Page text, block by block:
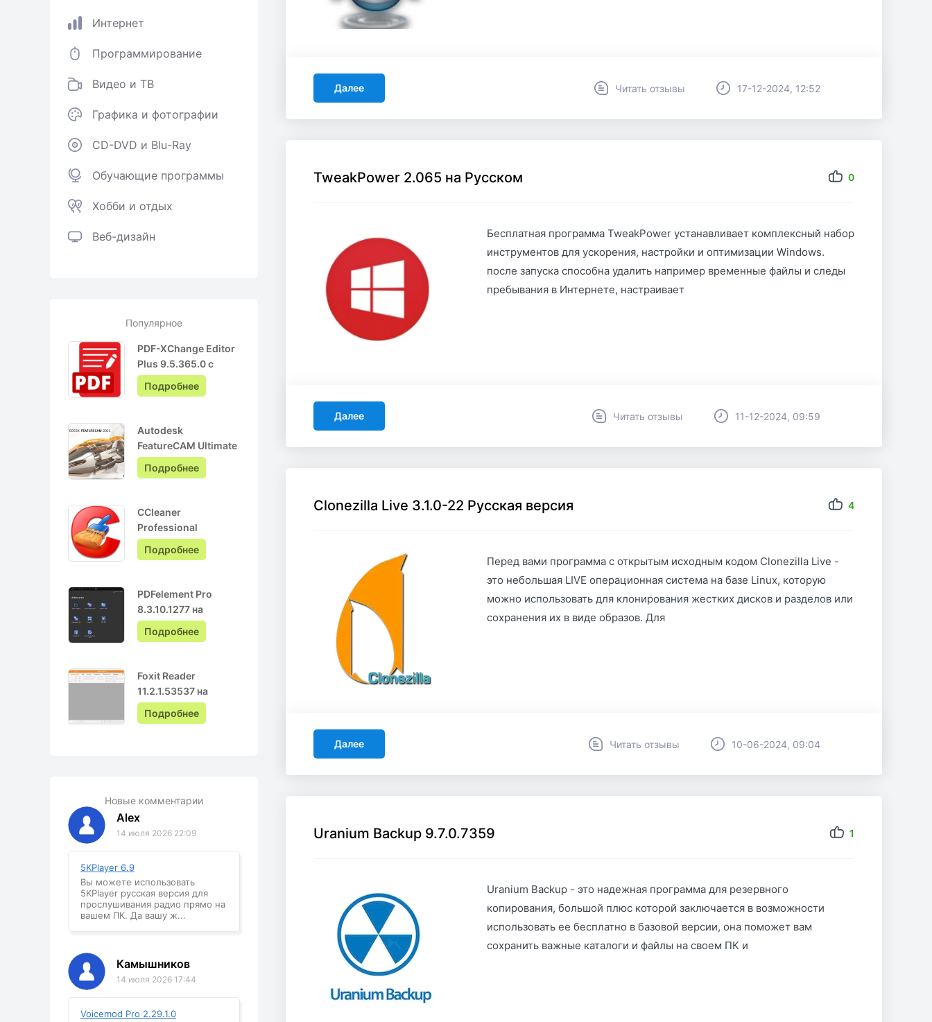
Интернет
Программирование
Видео и ТВ
Графика и фотографии
CD-DVD и Blu-Ray
Обучающие программы
Хобби и отдых
Веб-дизайн
Популярное
PDF-XChange Editor
Plus 9.5.365.0 с
ключом лицензии +
Pro на Русском
Подробнее
Autodesk
FeatureCAM Ultimate
2022.0.3 + crack
Подробнее
CCleaner
Professional
6.05.10110 + ключ
активации + Repack
Подробнее
PDFelement Pro
8.3.10.1277 на
Русском с ключом
Подробнее
Foxit Reader
11.2.1.53537 на
Русском
Подробнее
Новые комментарии
Alex
14 июля 2026 22:09
5KPlayer 6.9
Вы можете использовать
5KPlayer русская версия для
прослушивания радио прямо на
вашем ПК. Да вашу ж...
Камышников
14 июля 2026 17:44
Voicemod Pro 2.29.1.0
Далее Читать отзывы 17-12-2024, 12:52
TweakPower 2.065 на Русском 0
Бесплатная программа TweakPower устанавливает комплексный набор
инструментов для ускорения, настройки и оптимизации Windows.
после запуска способна удалить например временные файлы и следы
пребывания в Интернете, настраивает
Далее Читать отзывы 11-12-2024, 09:59
Clonezilla Live 3.1.0-22 Русская версия 4
Перед вами программа с открытым исходным кодом Clonezilla Live -
это небольшая LIVE операционная система на базе Linux, которую
можно использовать для клонирования жестких дисков и разделов или
сохранения их в виде образов. Для
Далее Читать отзывы 10-06-2024, 09:04
Uranium Backup 9.7.0.7359 1
Uranium Backup - это надежная программа для резервного
копирования, большой плюс которой заключается в возможности
использовать ее бесплатно в базовой версии, она поможет вам
сохранить важные каталоги и файлы на своем ПК и